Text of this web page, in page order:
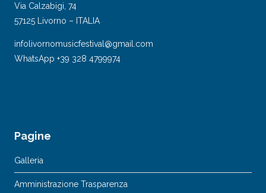
Via Calzabigi, 74
57125 Livorno – ITALIA
infolivornomusicfestival@gmail.com
WhatsApp +39 328 4799974
Pagine
Galleria
Amministrazione Trasparenza